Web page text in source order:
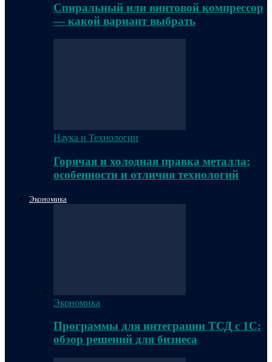
Спиральный или винтовой компрессор
— какой вариант выбрать
Наука и Технологии
Горячая и холодная правка металла:
особенности и отличия технологий
Экономика
Экономика
Программы для интеграции ТСД с 1С:
обзор решений для бизнеса